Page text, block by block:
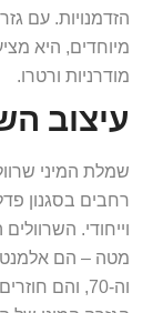
הזדמנויות. עם
מיוחדים, היא
מודרניות ורטרו.
עיצוב
שמלת המיני
רחבים בסגנון
וייחודי.
וה-70, והם חוזרים לככב באופנה של היום.